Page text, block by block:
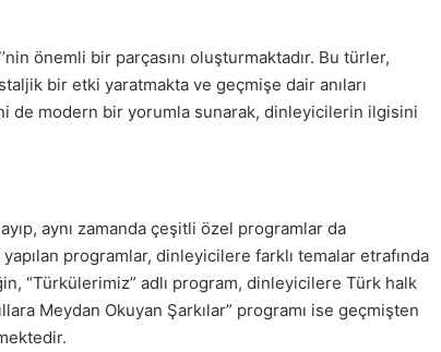
önemli bir parçasını oluşturmaktadır. Bu türler,
bir etki yaratmakta ve geçmişe dair anıları
de modern bir yorumla sunarak, dinleyicilerin ilgisini
aynı zamanda çeşitli özel programlar da
programlar, dinleyicilere farklı temalar etrafında
“Türkülerimiz” adlı program, dinleyicilere Türk halk
Meydan Okuyan Şarkılar” programı ise geçmişten